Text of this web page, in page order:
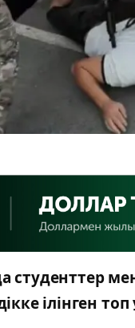
ілінген